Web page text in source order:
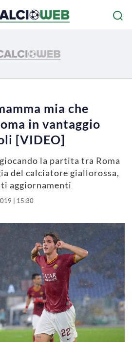
mia che
in vantaggio
[VIDEO]
la partita tra Roma
del calciatore giallorossa,
aggiornamenti
| 15:30